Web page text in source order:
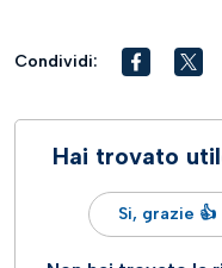
Condividi:
Hai trovato
Si, grazie 👍